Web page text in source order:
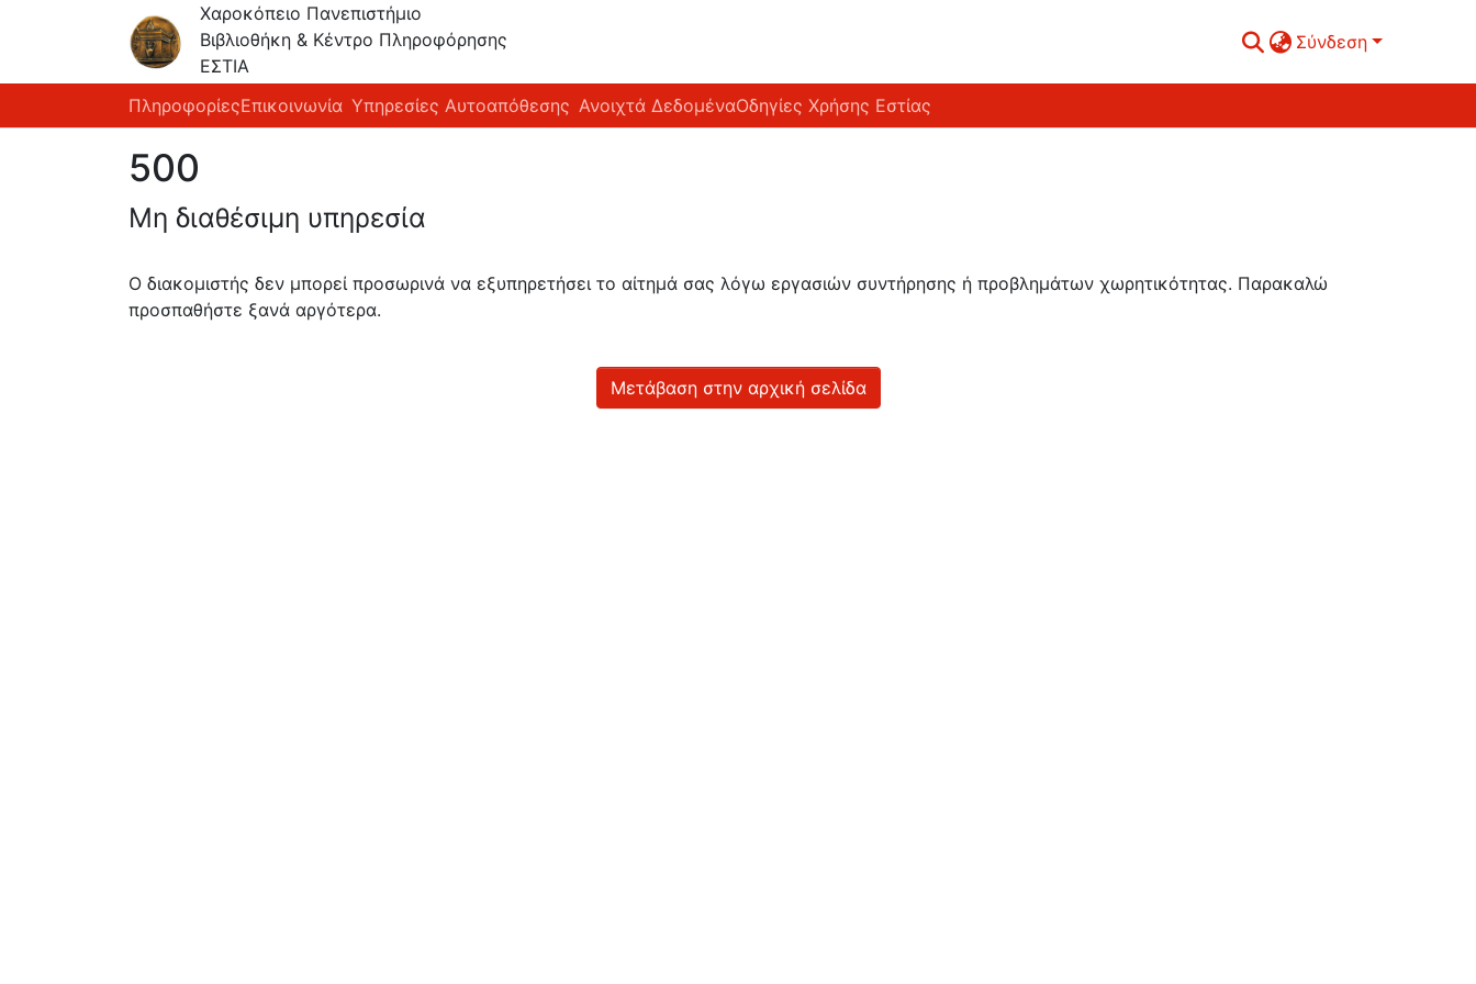
Χαροκόπειο Πανεπιστήμιο
Βιβλιοθήκη & Κέντρο Πληροφόρησης
ΕΣΤΙΑ
Σύνδεση
ΠληροφορίεςΕπικοινωνία Υπηρεσίες Αυτοαπόθεσης Ανοιχτά ΔεδομέναΟδηγίες Χρήσης Εστίας
500
Μη διαθέσιμη υπηρεσία
Ο διακομιστής δεν μπορεί προσωρινά να εξυπηρετήσει το αίτημά σας λόγω εργασιών συντήρησης ή προβλημάτων χωρητικότητας. Παρακαλώ
προσπαθήστε ξανά αργότερα.
Μετάβαση στην αρχική σελίδα